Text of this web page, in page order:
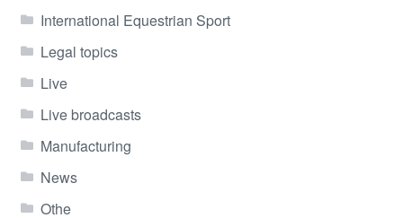
International Equestrian Sport
Legal topics
Live
Live broadcasts
Manufacturing
News
Othe